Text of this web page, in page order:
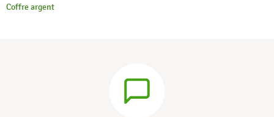
Coffre argent